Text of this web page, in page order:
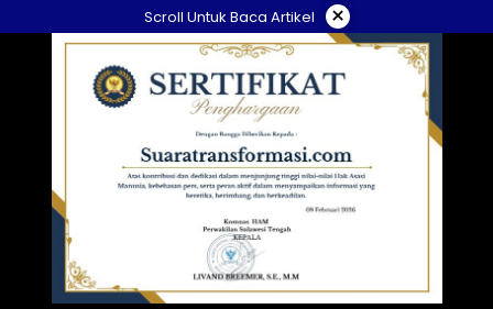
ke
Scroll Untuk Baca Artikel ×